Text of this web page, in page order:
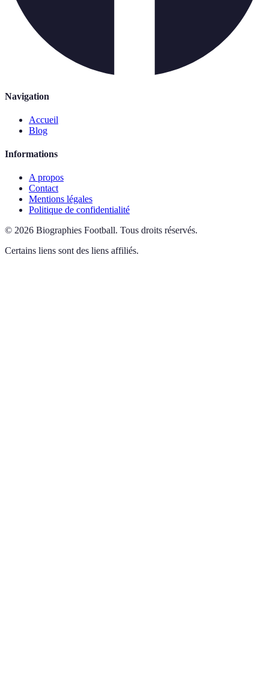
Navigation
Accueil
Blog
Informations
A propos
Contact
Mentions légales
Politique de confidentialité
© 2026 Biographies Football. Tous droits réservés.
Certains liens sont des liens affiliés.